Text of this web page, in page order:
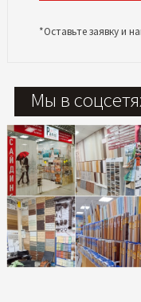
*Оставьте заявку и
Мы в